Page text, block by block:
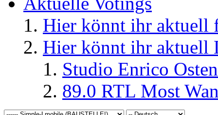
Hier könnt ihr aktuell
Hier könnt ihr aktuell
Studio Enrico
89.0 RTL Most